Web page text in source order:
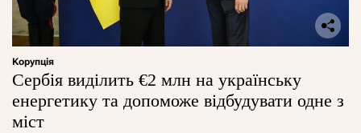
Корупція
Сербія виділить €2 млн на українську
енергетику та допоможе відбудувати одне з
міст